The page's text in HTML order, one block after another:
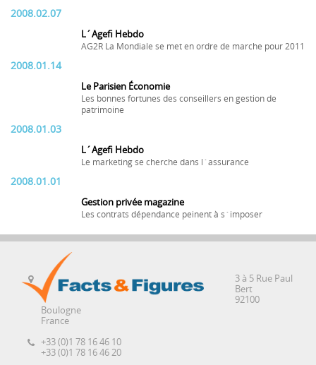
2008.02.07
L´Agefi Hebdo
AG2R La Mondiale se met en ordre de marche pour 2011
2008.01.14
Le Parisien Économie
Les bonnes fortunes des conseillers en gestion de
patrimoine
2008.01.03
L´Agefi Hebdo
Le marketing se cherche dans l´assurance
2008.01.01
Gestion privée magazine
Les contrats dépendance peinent à s´imposer
3 à 5 Rue Paul
Bert
92100
Boulogne
France
+33 (0)1 78 16 46 10
+33 (0)1 78 16 46 20